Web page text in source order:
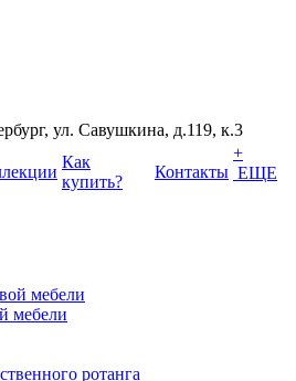
ул. Савушкина, д.119, к.3
Как
купить?
Контакты
+
ЕЩЕ
мебели